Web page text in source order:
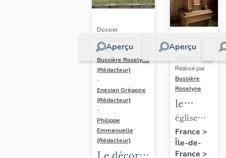
Aperçu
Dossier
IM78002670 |
Réalisé par
Bussière Roselyne
(Rédacteur)
-
Enezian Grégoire
(Rédacteur)
-
Philippe
Emmanuelle
(Rédacteur)
Le décor
Aperçu
Dossier
Réalisé par
Bussière
Roselyne
le
mobilier
de
l'église
église
paroissiale
Saint-
France >
Île-de-
France >